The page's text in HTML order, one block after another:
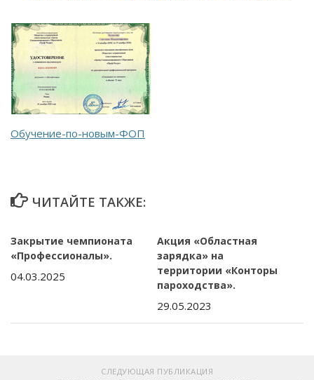
Обучение-по-новым-ФОП
ЧИТАЙТЕ ТАКЖЕ:
Закрытие чемпионата
«Профессионалы».
04.03.2025
Акция «Областная
зарядка» на
территории «Конторы
пароходства».
29.05.2023
СЛЕДУЮЩАЯ ПУБЛИКАЦИЯ